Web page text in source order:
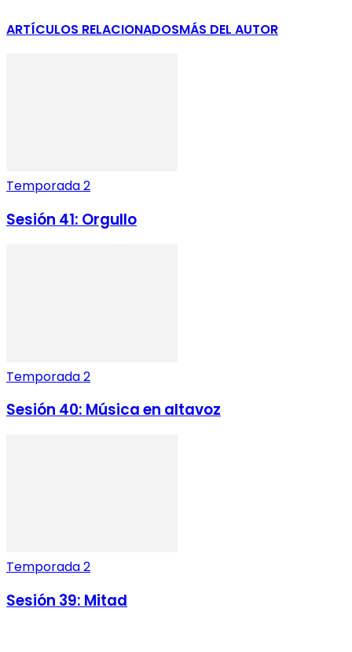
ARTÍCULOS RELACIONADOSMÁS DEL AUTOR
Temporada 2
Sesión 41: Orgullo
Temporada 2
Sesión 40: Música en altavoz
Temporada 2
Sesión 39: Mitad